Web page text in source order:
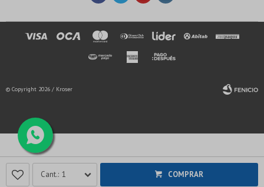
1 COMPRAR
© Copyright 2026 / Kroser